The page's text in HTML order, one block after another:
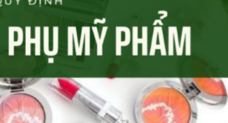
u
f
o
D
c
b
m
e
u
f
o